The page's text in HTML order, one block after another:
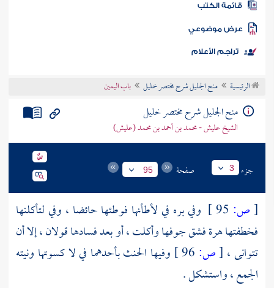
المكتبة
الكتب
موضوعي
تراجم الأعلام
الرئيسية منح الجليل شرح مختصر خليل باب اليمين
منح الجليل شرح مختصر خليل
الشيخ عليش - محمد بن أحمد بن محمد (عليش)
جزء 3 صفحة 95
[ص:
وفي بره في لأطأنها فوطئها حائضا ، وفي لتأكلنها
فخطفتها هرة فشق جوفها وأكلت ، أو بعد فسادها قولان ، إلا أن
تتوانى ، [ص:
وفيها الحنث بأحدهما في لا كسوتها ونيته
الجمع ، واستشكل .